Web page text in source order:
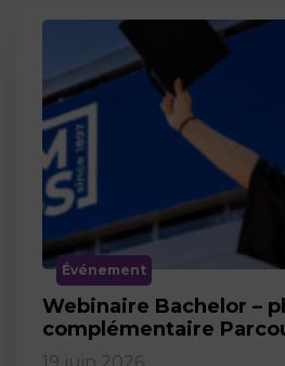
Événement
Webinaire Bachelor –
complémentaire